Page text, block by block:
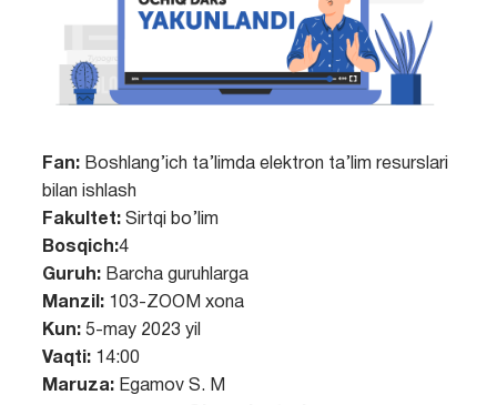
Fan: Boshlang’ich ta’limda elektron ta’lim resurslari
bilan ishlash
Fakultet:Sirtqi bo’lim
Bosqich:4
Guruh:Barcha guruhlarga
Manzil:103-ZOOM xona
Kun: 5-may 2023 yil
Vaqti:14:00
Maruza:Egamov S. M